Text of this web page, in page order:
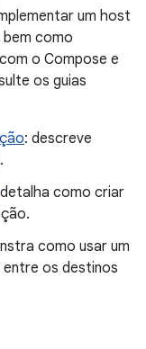
um host
bem como
o Compose e
os guias
: descreve
.
como criar
como usar um
os destinos